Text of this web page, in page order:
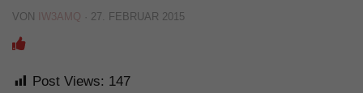
VON IW3AMQ · 27. FEBRUAR 2015
Post Views: 147